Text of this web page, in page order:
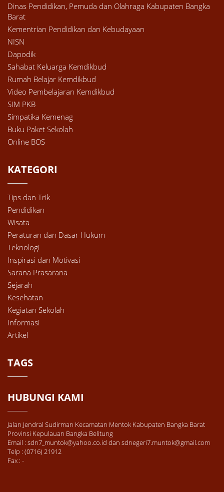
Dinas Pendidikan, Pemuda dan Olahraga Kabupaten Bangka
Barat
Kementrian Pendidikan dan Kebudayaan
NISN
Dapodik
Sahabat Keluarga Kemdikbud
Rumah Belajar Kemdikbud
Video Pembelajaran Kemdikbud
SIM PKB
Simpatika Kemenag
Buku Paket Sekolah
Online BOS
KATEGORI
Tips dan Trik
Pendidikan
Wisata
Peraturan dan Dasar Hukum
Teknologi
Inspirasi dan Motivasi
Sarana Prasarana
Sejarah
Kesehatan
Kegiatan Sekolah
Informasi
Artikel
TAGS
HUBUNGI KAMI
Jalan Jendral Sudirman Kecamatan Mentok Kabupaten Bangka Barat
Provinsi Kepulauan Bangka Belitung
Email : sdn7_muntok@yahoo.co.id dan sdnegeri7.muntok@gmail.com
Telp : (0716) 21912
Fax : -